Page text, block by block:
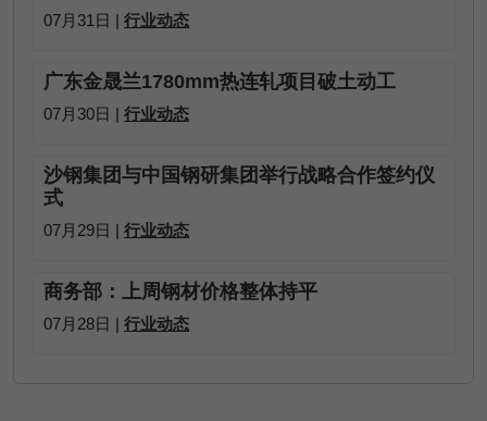
07月31日 | 行业动态
广东金晟兰1780mm热连轧项目破土动工
07月30日 | 行业动态
沙钢集团与中国钢研集团举行战略合作签约仪
式
07月29日 | 行业动态
商务部：上周钢材价格整体持平
07月28日 | 行业动态